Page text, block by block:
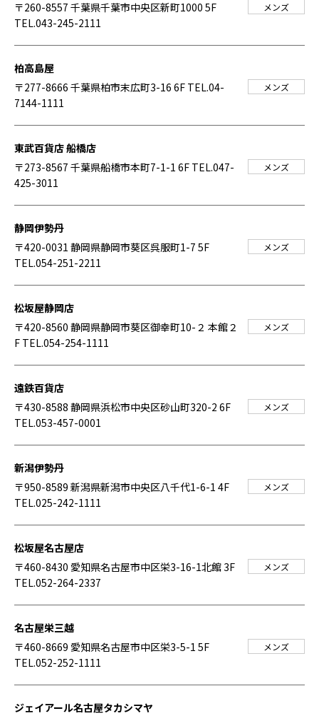
〒260-8557 千葉県千葉市中央区新町1000 5F
TEL.043-245-2111
メンズ
柏高島屋
〒277-8666 千葉県柏市末広町3-16 6F TEL.04-
7144-1111
メンズ
東武百貨店 船橋店
〒273-8567 千葉県船橋市本町7-1-1 6F TEL.047-
425-3011
メンズ
静岡伊勢丹
〒420-0031 静岡県静岡市葵区呉服町1-7 5F
TEL.054-251-2211
メンズ
松坂屋静岡店
〒420-8560 静岡県静岡市葵区御幸町10-２ 本館２
F TEL.054-254-1111
メンズ
遠鉄百貨店
〒430-8588 静岡県浜松市中央区砂山町320-2 6F
TEL.053-457-0001
メンズ
新潟伊勢丹
〒950-8589 新潟県新潟市中央区八千代1-6-1 4F
TEL.025-242-1111
メンズ
松坂屋名古屋店
〒460-8430 愛知県名古屋市中区栄3-16-1北館 3F
TEL.052-264-2337
メンズ
名古屋栄三越
〒460-8669 愛知県名古屋市中区栄3-5-1 5F
TEL.052-252-1111
メンズ
ジェイアール名古屋タカシマヤ